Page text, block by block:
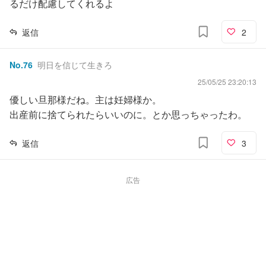
るだけ配慮してくれるよ
返信 2
No.76 明日を信じて生きろ
25/05/25 23:20:13
優しい旦那様だね。主は妊婦様か。
出産前に捨てられたらいいのに。とか思っちゃったわ。
返信 3
広告